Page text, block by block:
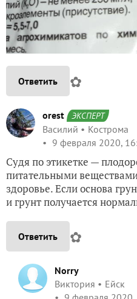
Ответить ✿
orest ЭКСПЕРТ
Василий
Кострома
9 февраля 2020,
Судя по этикетке —
питательными
здоровье. Если основа
и грунт получается
Ответить ✿
Norry
Виктория
Ейск